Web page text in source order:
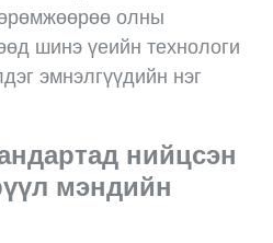
олны
шинэ үеийн технологи
эмнэлгүүдийн нэг
нийцсэн
мэндийн